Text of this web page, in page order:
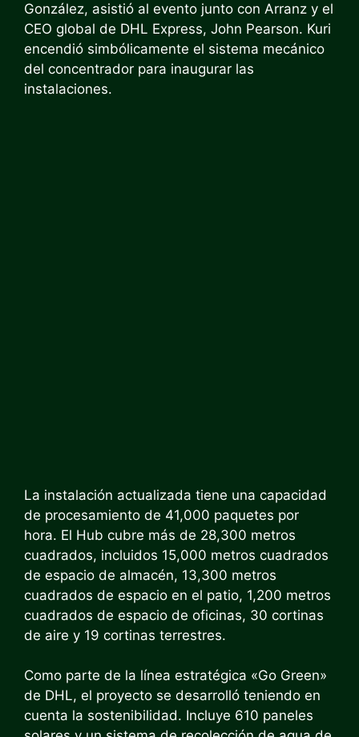
González, asistió al evento junto con Arranz y el
CEO global de DHL Express, John Pearson. Kuri
encendió simbólicamente el sistema mecánico
del concentrador para inaugurar las
instalaciones.
La instalación actualizada tiene una capacidad
de procesamiento de 41,000 paquetes por
hora. El Hub cubre más de 28,300 metros
cuadrados, incluidos 15,000 metros cuadrados
de espacio de almacén, 13,300 metros
cuadrados de espacio en el patio, 1,200 metros
cuadrados de espacio de oficinas, 30 cortinas
de aire y 19 cortinas terrestres.
Como parte de la línea estratégica «Go Green»
de DHL, el proyecto se desarrolló teniendo en
cuenta la sostenibilidad. Incluye 610 paneles